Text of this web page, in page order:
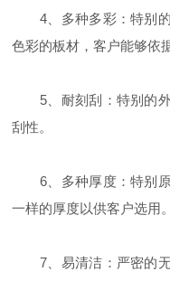
4、多种多彩：特别的
色彩的板材，客户能够依
5、耐刻刮：特别的外
刮性。
6、多种厚度：特别原
一样的厚度以供客户选用。
7、易清洁：严密的无